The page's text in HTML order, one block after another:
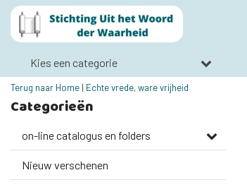
Kies een categorie
Terug naar Home | Echte vrede, ware vrijheid
Categorieën
on-line catalogus en folders
Nieuw verschenen